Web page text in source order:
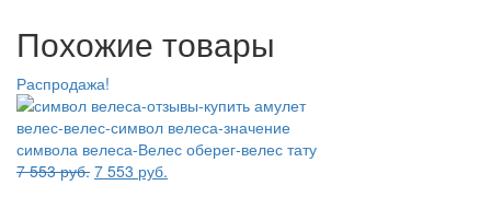
Похожие товары
Распродажа!
7 553руб. Первоначальная
7 553 руб.